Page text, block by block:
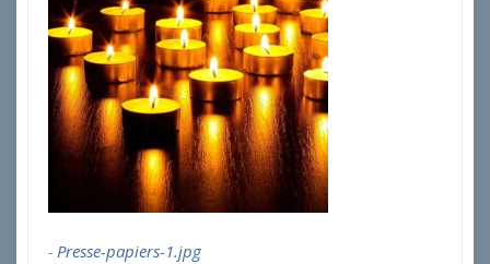
Presse-papiers-1.jpg